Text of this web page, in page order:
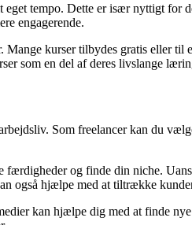
tempo. Dette er især nyttigt for
engagerende.
kurser tilbydes gratis eller
som en del af deres livslange
Som freelancer kan du
og finde din niche.
også hjælpe med at tiltrække
kan hjælpe dig med at finde